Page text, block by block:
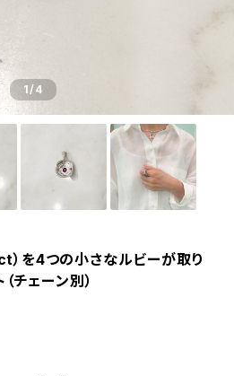
1/4
を4つの小さなルビーが取り
チェーン別）